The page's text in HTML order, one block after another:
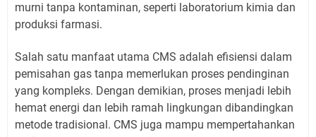
murni tanpa kontaminan, seperti laboratorium kimia dan
produksi farmasi.
Salah satu manfaat utama CMS adalah efisiensi dalam
pemisahan gas tanpa memerlukan proses pendinginan
yang kompleks. Dengan demikian, proses menjadi lebih
hemat energi dan lebih ramah lingkungan dibandingkan
metode tradisional. CMS juga mampu mempertahankan